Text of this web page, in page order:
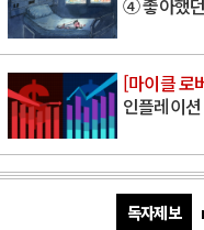
④ 좋아했
[마이클
인플레이
독자제보